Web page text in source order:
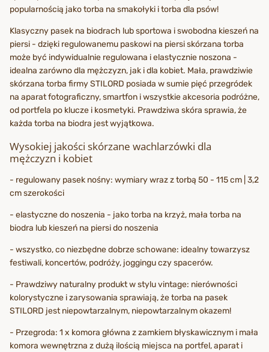
popularnością jako torba na smakołyki i torba dla psów!
Klasyczny pasek na biodrach lub sportowa i swobodna kieszeń na
piersi - dzięki regulowanemu paskowi na piersi skórzana torba
może być indywidualnie regulowana i elastycznie noszona -
idealna zarówno dla mężczyzn, jak i dla kobiet. Mała, prawdziwie
skórzana torba firmy STILORD posiada w sumie pięć przegródek
na aparat fotograficzny, smartfon i wszystkie akcesoria podróżne,
od portfela po klucze i kosmetyki. Prawdziwa skóra sprawia, że
każda torba na biodra jest wyjątkowa.
Wysokiej jakości skórzane wachlarzówki dla
mężczyzn i kobiet
- regulowany pasek nośny: wymiary wraz z torbą 50 - 115 cm | 3,2
cm szerokości
- elastyczne do noszenia - jako torba na krzyż, mała torba na
biodra lub kieszeń na piersi do noszenia
- wszystko, co niezbędne dobrze schowane: idealny towarzysz
festiwali, koncertów, podróży, joggingu czy spacerów.
- Prawdziwy naturalny produkt w stylu vintage: nierówności
kolorystyczne i zarysowania sprawiają, że torba na pasek
STILORD jest niepowtarzalnym, niepowtarzalnym okazem!
- Przegroda: 1 x komora główna z zamkiem błyskawicznym i mała
komora wewnętrzna z dużą ilością miejsca na portfel, aparat i